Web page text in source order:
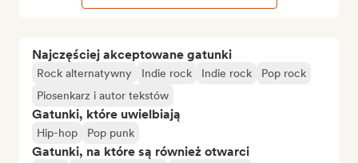
Najczęściej akceptowane gatunki
Rock alternatywny Indie rock Indie rock
Pop rock
Piosenkarz i autor tekstów
Gatunki, które uwielbiają
Hip-hop Pop punk
Gatunki, na które są również otwarci